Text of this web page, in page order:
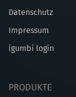
Datenschutz
Impressum
igumbi login
PRODUKTE